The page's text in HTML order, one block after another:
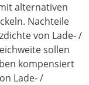
alternativen
Nachteile
von Lade- /
sollen
kompensiert
Lade- /